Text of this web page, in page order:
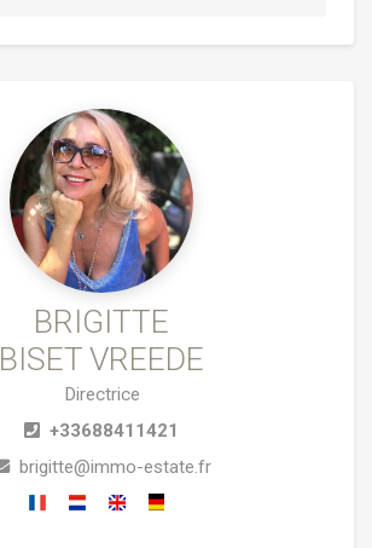
BRIGITTE
BISET VREEDE
Directrice
+33688411421
brigitte@immo-estate.fr